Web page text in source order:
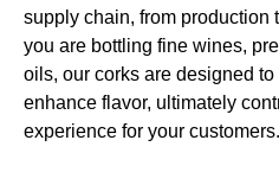
supply chain, from production
you are bottling fine wines,
oils, our corks are designed
enhance flavor, ultimately
experience for your customers.